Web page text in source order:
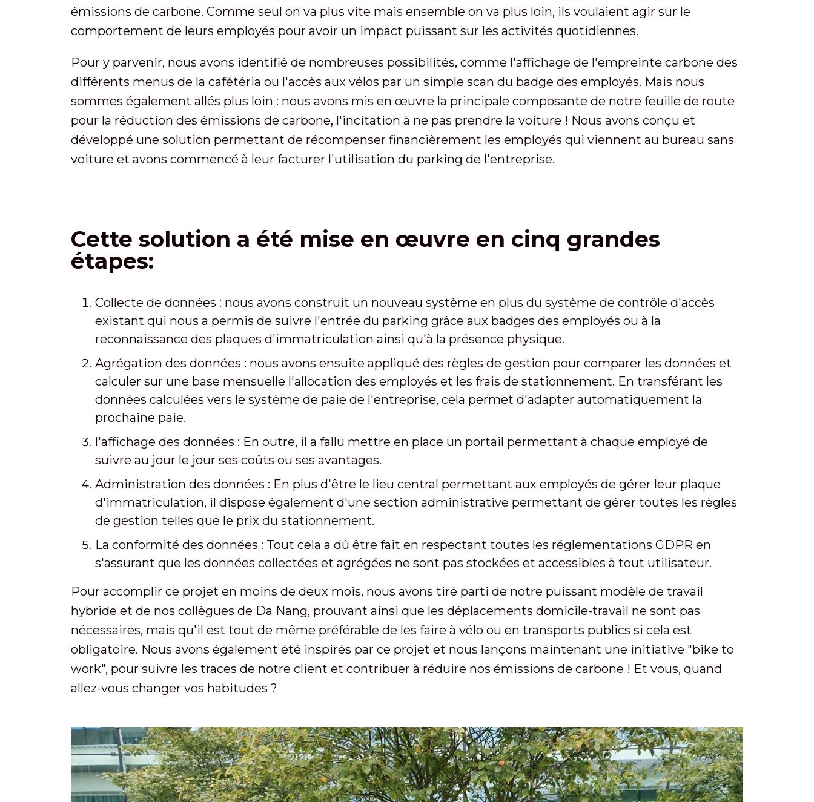
émissions de carbone. Comme seul on va plus vite mais ensemble on va plus loin, ils voulaient agir sur le
comportement de leurs employés pour avoir un impact puissant sur les activités quotidiennes.
Pour y parvenir, nous avons identifié de nombreuses possibilités, comme l'affichage de l'empreinte carbone des
différents menus de la cafétéria ou l'accès aux vélos par un simple scan du badge des employés. Mais nous
sommes également allés plus loin : nous avons mis en œuvre la principale composante de notre feuille de route
pour la réduction des émissions de carbone, l'incitation à ne pas prendre la voiture ! Nous avons conçu et
développé une solution permettant de récompenser financièrement les employés qui viennent au bureau sans
voiture et avons commencé à leur facturer l'utilisation du parking de l'entreprise.
Cette solution a été mise en œuvre en cinq grandes
étapes:
Collecte de données : nous avons construit un nouveau système en plus du système de contrôle d'accès
existant qui nous a permis de suivre l'entrée du parking grâce aux badges des employés ou à la
reconnaissance des plaques d'immatriculation ainsi qu'à la présence physique.
Agrégation des données : nous avons ensuite appliqué des règles de gestion pour comparer les données et
calculer sur une base mensuelle l'allocation des employés et les frais de stationnement. En transférant les
données calculées vers le système de paie de l'entreprise, cela permet d'adapter automatiquement la
prochaine paie.
l'affichage des données : En outre, il a fallu mettre en place un portail permettant à chaque employé de
suivre au jour le jour ses coûts ou ses avantages.
Administration des données : En plus d'être le lieu central permettant aux employés de gérer leur plaque
d'immatriculation, il dispose également d'une section administrative permettant de gérer toutes les règles
de gestion telles que le prix du stationnement.
La conformité des données : Tout cela a dû être fait en respectant toutes les réglementations GDPR en
s'assurant que les données collectées et agrégées ne sont pas stockées et accessibles à tout utilisateur.
Pour accomplir ce projet en moins de deux mois, nous avons tiré parti de notre puissant modèle de travail
hybride et de nos collègues de Da Nang, prouvant ainsi que les déplacements domicile-travail ne sont pas
nécessaires, mais qu'il est tout de même préférable de les faire à vélo ou en transports publics si cela est
obligatoire. Nous avons également été inspirés par ce projet et nous lançons maintenant une initiative "bike to
work", pour suivre les traces de notre client et contribuer à réduire nos émissions de carbone ! Et vous, quand
allez-vous changer vos habitudes ?